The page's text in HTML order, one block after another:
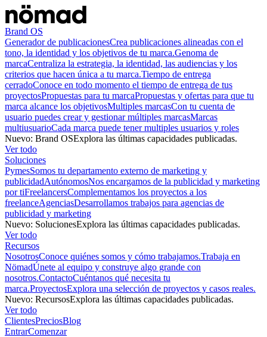
Brand OS
Generador de publicacionesCrea publicaciones alineadas con el
tono, la identidad y los objetivos de tu marca.Genoma de
marcaCentraliza la estrategia, la identidad, las audiencias y los
criterios que hacen única a tu marca.Tiempo de entrega
cerradoConoce en todo momento el tiempo de entrega de tus
proyectosPropuestas para tu marcaPropuestas y ofertas para que tu
marca alcance los objetivosMultiples marcasCon tu cuenta de
usuario puedes crear y gestionar múltiples marcasMarcas
multiusuarioCada marca puede tener multiples usuarios y roles
Nuevo: Brand OSExplora las últimas capacidades publicadas.
Ver todo
Soluciones
PymesSomos tu departamento externo de marketing y
publicidadAutónomosNos encargamos de la publicidad y marketing
por tiFreelancersComplementamos los proyectos a los
freelanceAgenciasDesarrollamos trabajos para agencias de
publicidad y marketing
Nuevo: SolucionesExplora las últimas capacidades publicadas.
Ver todo
Recursos
NosotrosConoce quiénes somos y cómo trabajamos.Trabaja en
NömadÚnete al equipo y construye algo grande con
nosotros.ContactoCuéntanos qué necesita tu
marca.ProyectosExplora una selección de proyectos y casos reales.
Nuevo: RecursosExplora las últimas capacidades publicadas.
Ver todo
ClientesPreciosBlog
EntrarComenzar